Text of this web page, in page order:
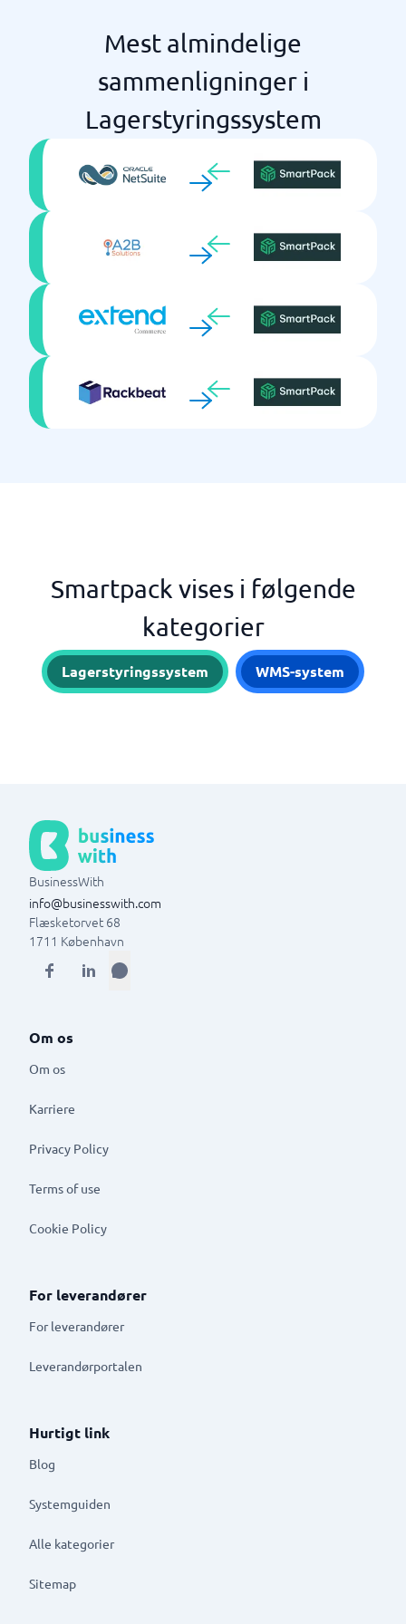
Mest almindelige
sammenligninger i
Lagerstyringssystem
Smartpack vises i følgende
kategorier
Lagerstyringssystem WMS-system
BusinessWith
info@businesswith.com
Flæsketorvet 68
1711 København
Om os
Om os
Karriere
Privacy Policy
Terms of use
Cookie Policy
For leverandører
For leverandører
Leverandørportalen
Hurtigt link
Blog
Systemguiden
Alle kategorier
Sitemap